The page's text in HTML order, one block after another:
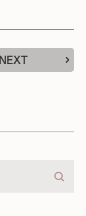
NEXT